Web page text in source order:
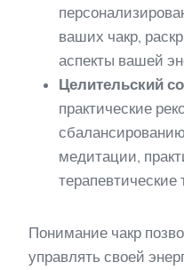
ваших чакр,
аспекты вашей
Целительский
практические
медитации,
терапевтические
Понимание чакр
управлять своей